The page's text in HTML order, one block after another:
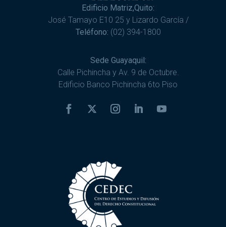
Edificio Matriz,Quito:
José Tamayo E10 25 y Lizardo García /
Teléfono: (02) 394-1800
Sede Guayaquil:
Calle Pichincha y Av. 9 de Octubre.
Edificio Banco Pichincha 6to Piso